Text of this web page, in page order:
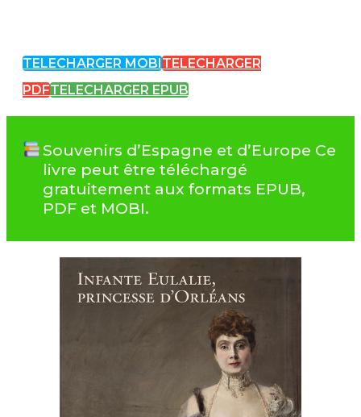
TELECHARGER MOBI TELECHARGER
PDFTELECHARGER EPUB
Souvenirs d’Espagne et d’Europe Ce
livre peut être téléchargé
gratuitement aux formats EPUB,
PDF et MOBI.